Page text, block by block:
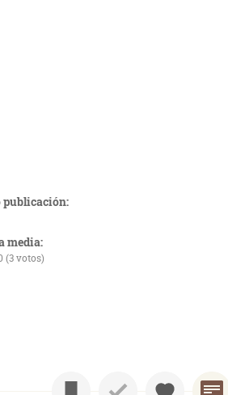
publicación:
media:
(3 votos)